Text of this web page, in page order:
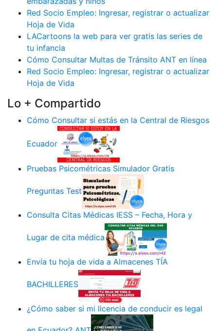
Red Socio Empleo: Ingresar, registrar o actualizar
Hoja de Vida
LACartoons la web para ver gratis las series de
tu infancia
Cómo Consultar Multas de Tránsito ANT en línea
Red Socio Empleo: Ingresar, registrar o actualizar
Hoja de Vida
Lo + Compartido
Cómo Consultar si estás en la Central de Riesgos
Ecuador
Pruebas Psicométricas Simulador Gratis
Preguntas Test
Consulta Citas Médicas IESS – Fecha, Hora y
Lugar de cita médica
Envía tu hoja de vida a Almacenes TÍA
BACHILLERES
¿Cómo saber si mi licencia de conducir es legal